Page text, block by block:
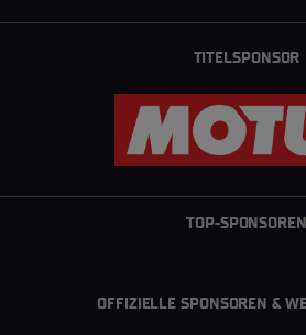
TITELSPONSOR
TOP-SPONSOREN
OFFIZIELLE SPONSOREN &